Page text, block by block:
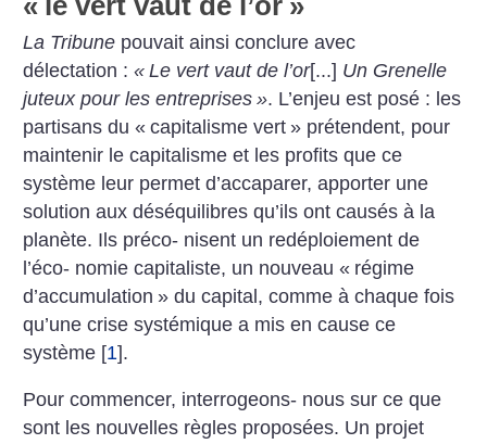
La Tribune pouvait ainsi conclure avec
délectation :« Le vert vaut de l’or[...] Un Grenelle
juteux pour les entreprises ». L’enjeu est posé : les
partisans du « capitalisme vert » prétendent, pour
maintenir le capitalisme et les profits que ce
système leur permet d’accaparer, apporter une
solution aux déséquilibres qu’ils ont causés à la
planète. Ils préco- nisent un redéploiement de
l’éco- nomie capitaliste, un nouveau « régime
d’accumulation » du capital, comme à chaque fois
qu’une crise systémique a mis en cause ce
système [1].
Pour commencer, interrogeons- nous sur ce que
sont les nouvelles règles proposées. Un projet